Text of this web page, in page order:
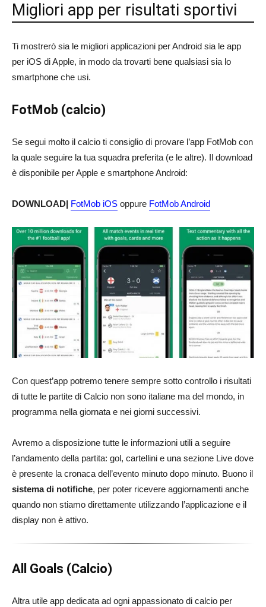
Migliori app per risultati sportivi
Ti mostrerò sia le migliori applicazioni per Android sia le app
per iOS di Apple, in modo da trovarti bene qualsiasi sia lo
smartphone che usi.
FotMob (calcio)
Se segui molto il calcio ti consiglio di provare l’app FotMob con
la quale seguire la tua squadra preferita (e le altre). Il download
è disponibile per Apple e smartphone Android:
DOWNLOAD| FotMob iOS oppure FotMob Android
Con quest’app potremo tenere sempre sotto controllo i risultati
di tutte le partite di Calcio non sono italiane ma del mondo, in
programma nella giornata e nei giorni successivi.
Avremo a disposizione tutte le informazioni utili a seguire
l’andamento della partita: gol, cartellini e una sezione Live dove
è presente la cronaca dell’evento minuto dopo minuto. Buono il
sistema di notifiche, per poter ricevere aggiornamenti anche
quando non stiamo direttamente utilizzando l’applicazione e il
display non è attivo.
All Goals (Calcio)
Altra utile app dedicata ad ogni appassionato di calcio per